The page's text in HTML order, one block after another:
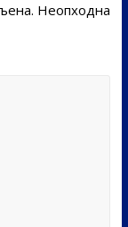
Неопходна